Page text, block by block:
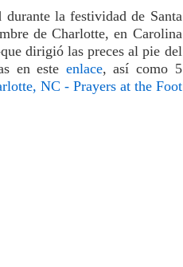
la festividad de Santa
de Charlotte, en Carolina
dirigió las preces al pie del
en este enlace, así como 5
NC - Prayers at the Foot